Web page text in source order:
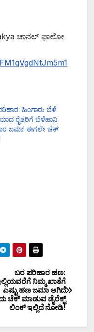
ಚಾನಲ್ ಫಾಲೋ
ಹಿಂಗಾರು ಬೆಳೆ
ರೈತರಿಗೆ ಬೆಳೆಹಾನಿ
ಜಮಾ! ಈಗಲೇ ಚೆಕ್
ಬರ ಪರಿಹಾರ ಹಣ:
ನಿಮ್ಮ ಖಾತೆಗೆ
ಎಷ್ಟು ಹಣ ಜಮಾ ಆಗಿದೆ
ಚೆಕ್ ಮಾಡುವ ಡೈರೆಕ್ಟ್
ಲಿಂಕ್ ಇಲ್ಲಿದೆ ನೋಡಿ!